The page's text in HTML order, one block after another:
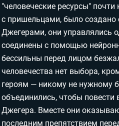
"человеческие ресурсы"
с пришельцами, было создано
Джегерами, они управлялись
соединены с помощью
бессильны перед лицом
человечества нет выбора,
героям — никому не нужному
объединились, чтобы повести
Джегера. Вместе они
последним препятствием